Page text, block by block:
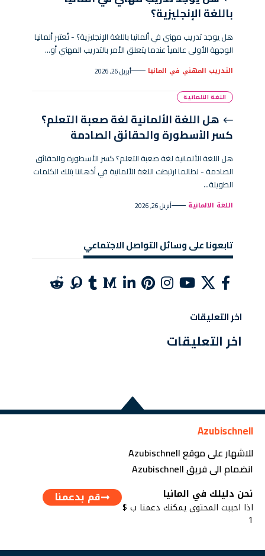
باللغة الإنجليزية؟
هل يوجد تدريب مهني في ألمانيا باللغة الإنجليزية؟ - تُعتبر ألمانيا
الوجهة الأولى عالمياً عندما يتعلق الأمر بالتدريب المهني أو…
التدريب المهني في المانيا أبريل 26, 2026
اللغة الالمانية
هل اللغة الألمانية لغة صعبة التعلم؟
كسر الأسطورة والحقائق الصادمة
هل اللغة الألمانية لغة صعبة التعلم؟ كسر الأسطورة والحقائق
الصادمة - لطالما ارتبطت اللغة الألمانية في أذهاننا بتلك الكلمات
الطويلة…
اللغة الالمانية أبريل 26, 2026
تابعونا على وسائل التواصل الاجتماعي
اخر التعليقات
اخر التعليقات
Azubischnell
للاشهار على موقع Azubischnell
انضمام الى فريق Azubischnell
نحن دليلك في المانيا
اذا احببت المحتوى يمكنك دعمنا ب $
1
قم بدعمنا